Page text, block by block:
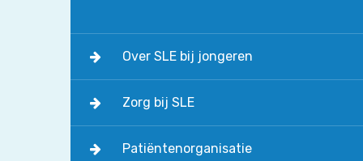
Over SLE bij jongeren
Zorg bij SLE
Patiëntenorganisatie